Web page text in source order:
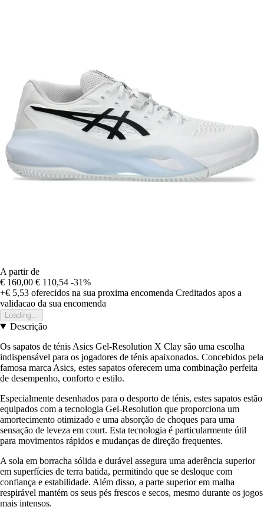
A partir de
€ 160,00 € 110,54 -31%
+€ 5,53 oferecidos na sua proxima encomenda Creditados apos a
validacao da sua encomenda
Loading...
Descrição
Os sapatos de ténis Asics Gel-Resolution X Clay são uma escolha
indispensável para os jogadores de ténis apaixonados. Concebidos pela
famosa marca Asics, estes sapatos oferecem uma combinação perfeita
de desempenho, conforto e estilo.
Especialmente desenhados para o desporto de ténis, estes sapatos estão
equipados com a tecnologia Gel-Resolution que proporciona um
amortecimento otimizado e uma absorção de choques para uma
sensação de leveza em court. Esta tecnologia é particularmente útil
para movimentos rápidos e mudanças de direção frequentes.
A sola em borracha sólida e durável assegura uma aderência superior
em superfícies de terra batida, permitindo que se desloque com
confiança e estabilidade. Além disso, a parte superior em malha
respirável mantém os seus pés frescos e secos, mesmo durante os jogos
mais intensos.